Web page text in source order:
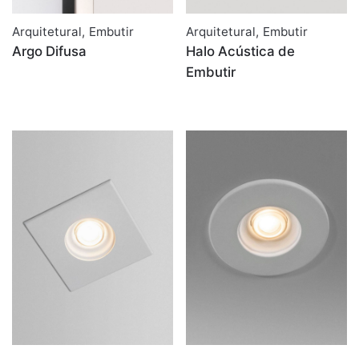
Arquitetural, Embutir
Argo Difusa
Arquitetural, Embutir
Halo Acústica de
Embutir